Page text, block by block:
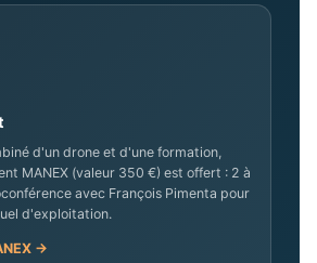
d'un drone et d'une formation,
MANEX (valeur 350 €) est offert : 2 à
avec François Pimenta pour
d'exploitation.
→